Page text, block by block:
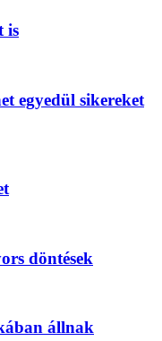
is
egyedül sikereket
döntések
állnak